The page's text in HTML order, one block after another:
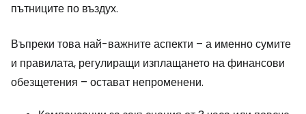
пътниците по въздух.
Въпреки това най-важните аспекти – а именно сумите
и правилата, регулиращи изплащането на финансови
обезщетения – остават непроменени.